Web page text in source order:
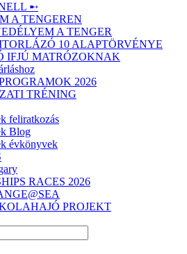
➸
A TENGEREN
A TENGER
10 ALAPTÖRVÉNYE
IFJÚ MATRÓZOKNAK
2026
TRÉNING
feliratkozás
Blog
évkönyvek
RACES 2026
PROJEKT